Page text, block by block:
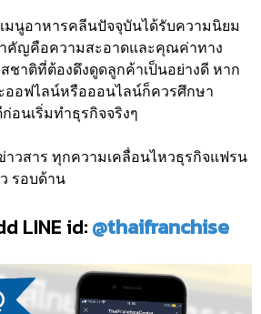
มนูอาหารคลีนปัจจุบันได้รับความนิยม
ำคัญคือความสะอาดและคุณค่าทาง
ชาติที่ต้องดึงดูดลูกค้าเป็นอย่างดี หาก
ออฟไลน์หรือออนไลน์ก็ควรศึกษา
อนเริ่มทำธุรกิจจริงๆ
วสาร ทุกความเคลื่อนไหวธุรกิจแฟรน
รอบด้าน
LINE id:@thaifranchise